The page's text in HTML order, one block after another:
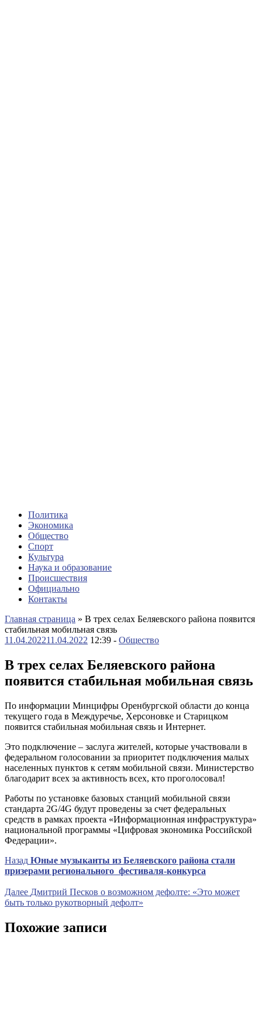
Политика
Экономика
Общество
Спорт
Культура
Наука и образование
Происшествия
Официально
Контакты
Главная страница » В трех селах Беляевского района появится
стабильная мобильная связь
11.04.202211.04.2022 12:39 - Общество
В трех селах Беляевского района
появится стабильная мобильная связь
По информации Минцифры Оренбургской области до конца
текущего года в Междуречье, Херсоновке и Старицком
появится стабильная мобильная связь и Интернет.
Это подключение – заслуга жителей, которые участвовали в
федеральном голосовании за приоритет подключения малых
населенных пунктов к сетям мобильной связи. Министерство
благодарит всех за активность всех, кто проголосовал!
Работы по установке базовых станций мобильной связи
стандарта 2G/4G будут проведены за счет федеральных
средств в рамках проекта «Информационная инфраструктура»
национальной программы «Цифровая экономика Российской
Федерации».
Навигация
по
записям
Назад Предыдущая
запись
Юные музыканты из Беляевского района стали
призерами регионального фестиваля-конкурса
Далее Следующая
запись
Дмитрий Песков о возможном дефолте: «Это может
быть только рукотворный дефолт»
Похожие записи